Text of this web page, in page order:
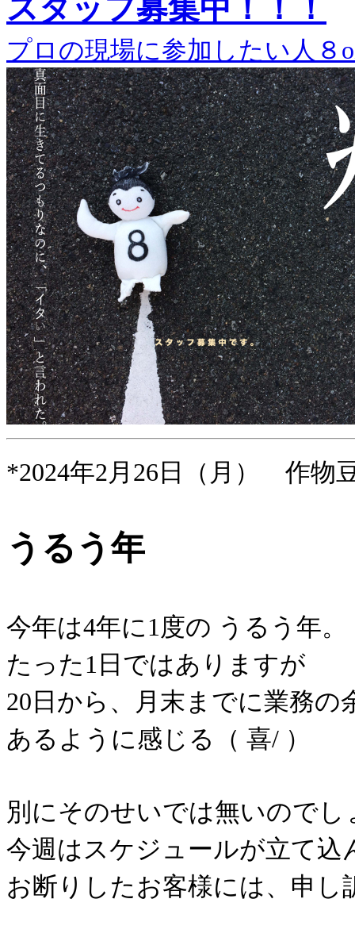
スタッフ募集中！！！
プロの現場に参加したい人８
*2024年2月26日（月） 作物
うるう年
今年は4年に1度の うるう年。
たった1日ではありますが
20日から、月末までに業務の
あるように感じる（ 喜/ ）
別にそのせいでは無いのでし
今週はスケジュールが立て込
お断りしたお客様には、申し